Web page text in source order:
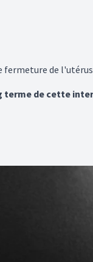
fermeture de l'utérus
de cette